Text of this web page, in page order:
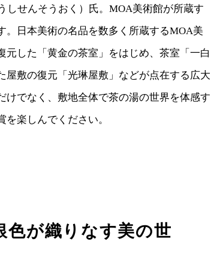
しせんそうおく）氏。MOA美術館が所蔵す
。日本美術の名品を数多く所蔵するMOA美
した「黄金の茶室」をはじめ、茶室「一白
敷の復元「光琳屋敷」などが点在する広大
でなく、敷地全体で茶の湯の世界を体感す
楽しんでください。
色が織りなす美の世